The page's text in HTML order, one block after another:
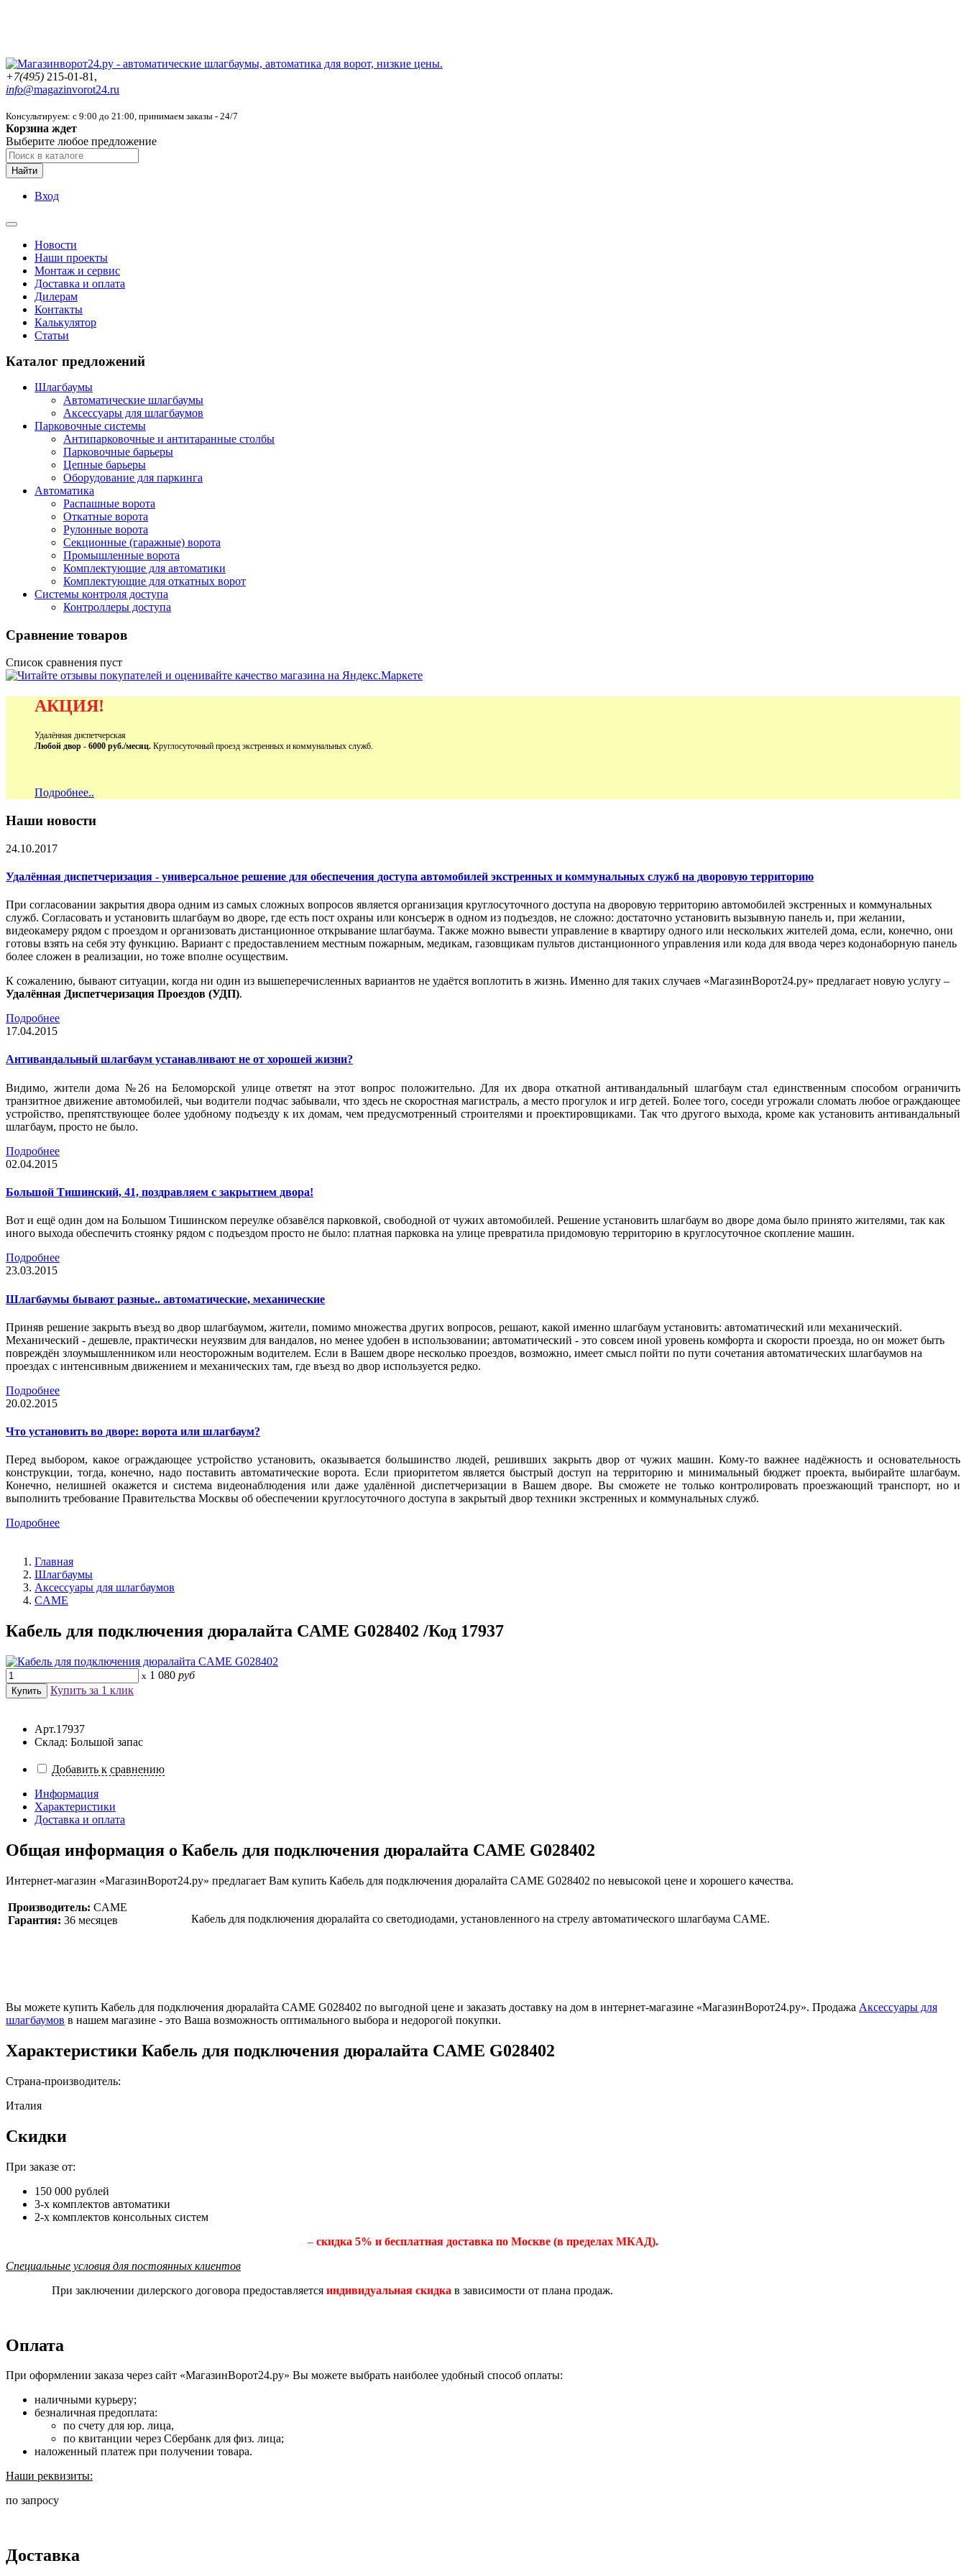
+7(495) 215-01-81,
info@magazinvorot24.ru
Консультируем: с 9:00 до 21:00, принимаем заказы - 24/7
Корзина ждет
Выберите любое предложение
Найти
Вход
Новости
Наши проекты
Монтаж и сервис
Доставка и оплата
Дилерам
Контакты
Калькулятор
Статьи
Каталог предложений
Шлагбаумы
Автоматические шлагбаумы
Аксессуары для шлагбаумов
Парковочные системы
Антипарковочные и антитаранные столбы
Парковочные барьеры
Цепные барьеры
Оборудование для паркинга
Автоматика
Распашные ворота
Откатные ворота
Рулонные ворота
Секционные (гаражные) ворота
Промышленные ворота
Комплектующие для автоматики
Комплектующие для откатных ворот
Системы контроля доступа
Контроллеры доступа
Сравнение товаров
Список сравнения пуст
АКЦИЯ!
Удалённая диспетчерская
Любой двор - 6000 руб./месяц. Круглосуточный проезд экстренных и коммунальных служб.
Подробнее..
Наши новости
24.10.2017
Удалённая диспетчеризация - универсальное решение для обеспечения доступа автомобилей экстренных и коммунальных служб на дворовую территорию
При согласовании закрытия двора одним из самых сложных вопросов является организация круглосуточного доступа на дворовую территорию автомобилей экстренных и коммунальных
служб. Согласовать и установить шлагбаум во дворе, где есть пост охраны или консъерж в одном из подъездов, не сложно: достаточно установить вызывную панель и, при желании,
видеокамеру рядом с проездом и организовать дистанционное открывание шлагбаума. Также можно вывести управление в квартиру одного или нескольких жителей дома, если, конечно, они
готовы взять на себя эту функцию. Вариант с предоставлением местным пожарным, медикам, газовщикам пультов дистанционного управления или кода для ввода через кодонаборную панель
более сложен в реализации, но тоже вполне осуществим.
К сожалению, бывают ситуации, когда ни один из вышеперечисленных вариантов не удаётся воплотить в жизнь. Именно для таких случаев «МагазинВорот24.ру» предлагает новую услугу –
Удалённая Диспетчеризация Проездов (УДП).
Подробнее
17.04.2015
Антивандальный шлагбаум устанавливают не от хорошей жизни?
Видимо, жители дома №26 на Беломорской улице ответят на этот вопрос положительно. Для их двора откатной антивандальный шлагбаум стал единственным способом ограничить
транзитное движение автомобилей, чьи водители подчас забывали, что здесь не скоростная магистраль, а место прогулок и игр детей. Более того, соседи угрожали сломать любое ограждающее
устройство, препятствующее более удобному подъезду к их домам, чем предусмотренный строителями и проектировщиками. Так что другого выхода, кроме как установить антивандальный
шлагбаум, просто не было.
Подробнее
02.04.2015
Большой Тишинский, 41, поздравляем с закрытием двора!
Вот и ещё один дом на Большом Тишинском переулке обзавёлся парковкой, свободной от чужих автомобилей. Решение установить шлагбаум во дворе дома было принято жителями, так как
иного выхода обеспечить стоянку рядом с подъездом просто не было: платная парковка на улице превратила придомовую территорию в круглосуточное скопление машин.
Подробнее
23.03.2015
Шлагбаумы бывают разные.. автоматические, механические
Приняв решение закрыть въезд во двор шлагбаумом, жители, помимо множества других вопросов, решают, какой именно шлагбаум установить: автоматический или механический.
Механический - дешевле, практически неуязвим для вандалов, но менее удобен в использовании; автоматический - это совсем иной уровень комфорта и скорости проезда, но он может быть
повреждён злоумышленником или неосторожным водителем. Если в Вашем дворе несколько проездов, возможно, имеет смысл пойти по пути сочетания автоматических шлагбаумов на
проездах с интенсивным движением и механических там, где въезд во двор используется редко.
Подробнее
20.02.2015
Что установить во дворе: ворота или шлагбаум?
Перед выбором, какое ограждающее устройство установить, оказывается большинство людей, решивших закрыть двор от чужих машин. Кому-то важнее надёжность и основательность
конструкции, тогда, конечно, надо поставить автоматические ворота. Если приоритетом является быстрый доступ на территорию и минимальный бюджет проекта, выбирайте шлагбаум.
Конечно, нелишней окажется и система видеонаблюдения или даже удалённой диспетчеризации в Вашем дворе. Вы сможете не только контролировать проезжающий транспорт, но и
выполнить требование Правительства Москвы об обеспечении круглосуточного доступа в закрытый двор техники экстренных и коммунальных служб.
Подробнее
Главная
Шлагбаумы
Аксессуары для шлагбаумов
CAME
Кабель для подключения дюралайта CAME G028402 /Код 17937
x 1 080 руб
Купить за 1 клик
Арт.17937
Склад: Большой запас
Добавить к сравнению
Информация
Характеристики
Доставка и оплата
Общая информация о Кабель для подключения дюралайта CAME G028402
Интернет-магазин «МагазинВорот24.ру» предлагает Вам купить Кабель для подключения дюралайта CAME G028402 по невысокой цене и хорошего качества.
Производитель: CAME
Гарантия: 36 месяцев Кабель для подключения дюралайта со светодиодами, установленного на стрелу автоматического шлагбаума CAME.
Вы можете купить Кабель для подключения дюралайта CAME G028402 по выгодной цене и заказать доставку на дом в интернет-магазине «МагазинВорот24.ру». Продажа Аксессуары для
шлагбаумов в нашем магазине - это Ваша возможность оптимального выбора и недорогой покупки.
Характеристики Кабель для подключения дюралайта CAME G028402
Страна-производитель:
Италия
Скидки
При заказе от:
150 000 рублей
3-х комплектов автоматики
2-х комплектов консольных систем
– скидка 5% и бесплатная доставка по Москве (в пределах МКАД).
Специальные условия для постоянных клиентов
При заключении дилерского договора предоставляется индивидуальная скидка в зависимости от плана продаж.
Оплата
При оформлении заказа через сайт «МагазинВорот24.ру» Вы можете выбрать наиболее удобный способ оплаты:
наличными курьеру;
безналичная предоплата:
по счету для юр. лица,
по квитанции через Сбербанк для физ. лица;
наложенный платеж при получении товара.
Наши реквизиты:
по запросу
Доставка